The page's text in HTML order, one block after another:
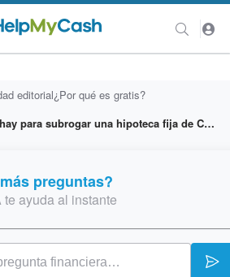
editorial¿Por qué es gratis?
¿Qué opciones hay para subrogar una hipoteca fija de Caja Rural?
preguntas?
te ayuda al instante